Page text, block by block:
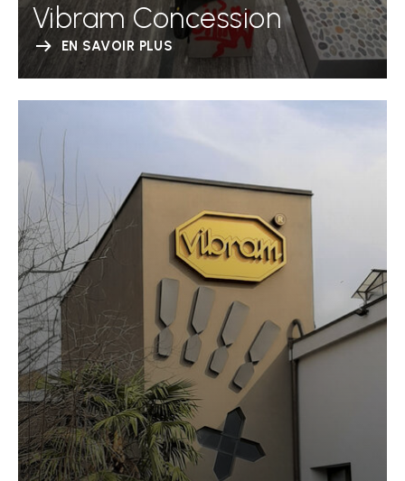
Vibram Concession
EN SAVOIR PLUS